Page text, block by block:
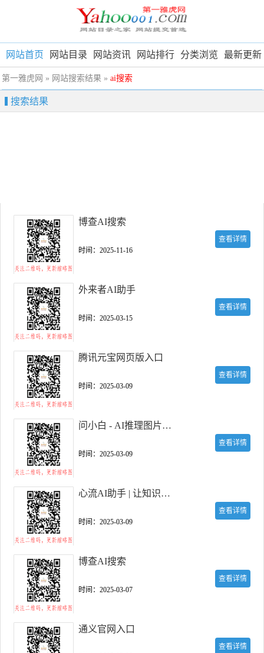
网站首页 网站目录 网站资讯 网站排行 分类浏览 最新更新
第一雅虎网 » 网站搜索结果 » ai搜索
搜索结果
博查AI搜索
时间：2025-11-16
查看详情
外来者AI助手
时间：2025-03-15
查看详情
腾讯元宝网页版入口
时间：2025-03-09
查看详情
问小白 - AI推理图片生成助手
时间：2025-03-09
查看详情
心流AI助手 | 让知识随心流动
时间：2025-03-09
查看详情
博查AI搜索
时间：2025-03-07
查看详情
通义官网入口
查看详情